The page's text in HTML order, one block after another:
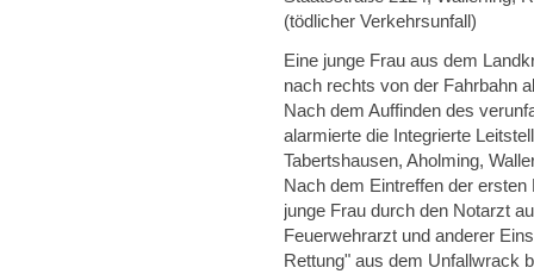
(tödlicher Verkehrsunfall)
Eine junge Frau aus dem
nach rechts von der Fahrbahn
Nach dem Auffinden des
alarmierte die Integrierte
Tabertshausen, Aholming,
Nach dem Eintreffen der
junge Frau durch den Notarzt
Feuerwehrarzt und anderer
Rettung" aus dem Unfallwrack